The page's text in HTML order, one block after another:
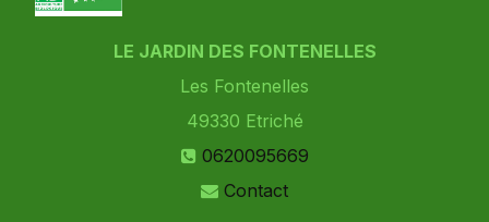
LE JARDIN DES FONTENELLES
Les Fontenelles
49330 Etriché
0620095669
Contact